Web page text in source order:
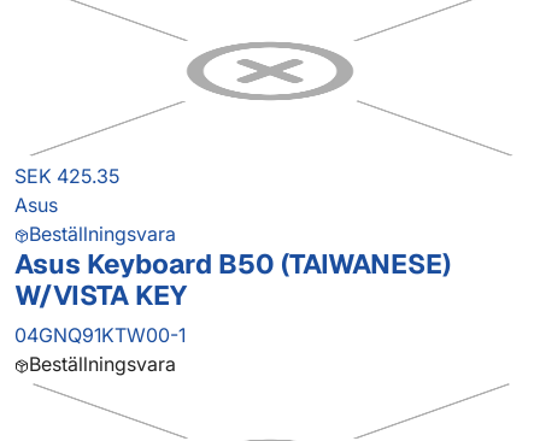
SEK 425.35
Asus
Beställningsvara
Asus Keyboard B50 (TAIWANESE)
W/VISTA KEY
04GNQ91KTW00-1
Beställningsvara